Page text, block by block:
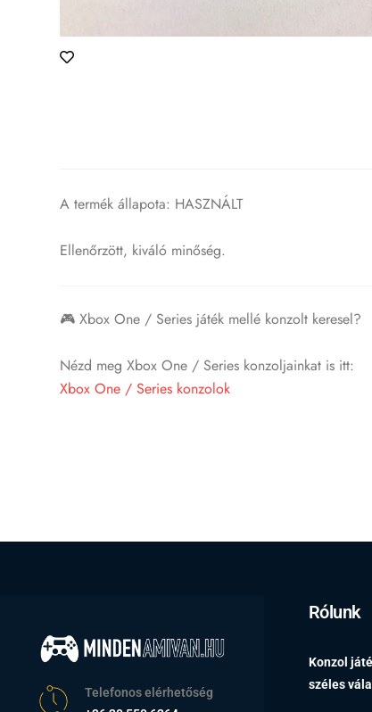
A termék állapota: HASZNÁLT
Ellenőrzött, kiváló minőség.
🎮 Xbox One / Series játék mellé konzolt keresel?
Nézd meg Xbox One / Series konzoljainkat is itt:
Xbox One / Series konzolok
Telefonos elérhetőség
Rólunk
Konzol
széles